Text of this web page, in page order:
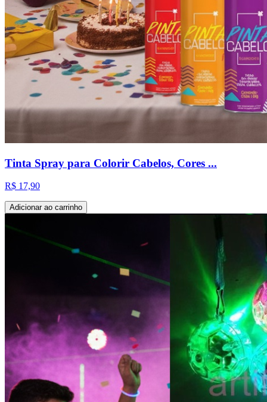
Tinta Spray para Colorir Cabelos, Cores ...
R$ 17,90
Adicionar ao carrinho